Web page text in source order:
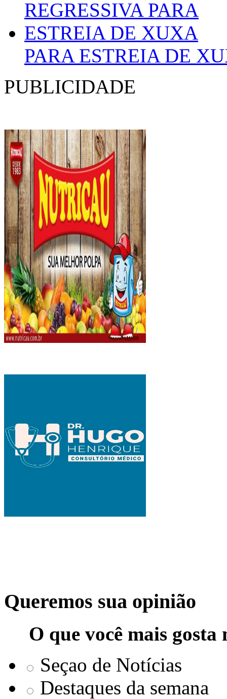
PARA ESTREIA DE
PUBLICIDADE
Queremos sua opinião
O que você mais
Seçao de Notícias
Destaques da semana